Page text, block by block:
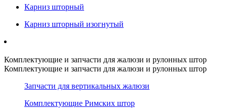
Карниз шторный
Карниз шторный изогнутый
Комплектующие и запчасти для жалюзи и рулонных штор
Комплектующие и запчасти для жалюзи и рулонных штор
Запчасти для вертикальных жалюзи
Комплектующие Римских штор